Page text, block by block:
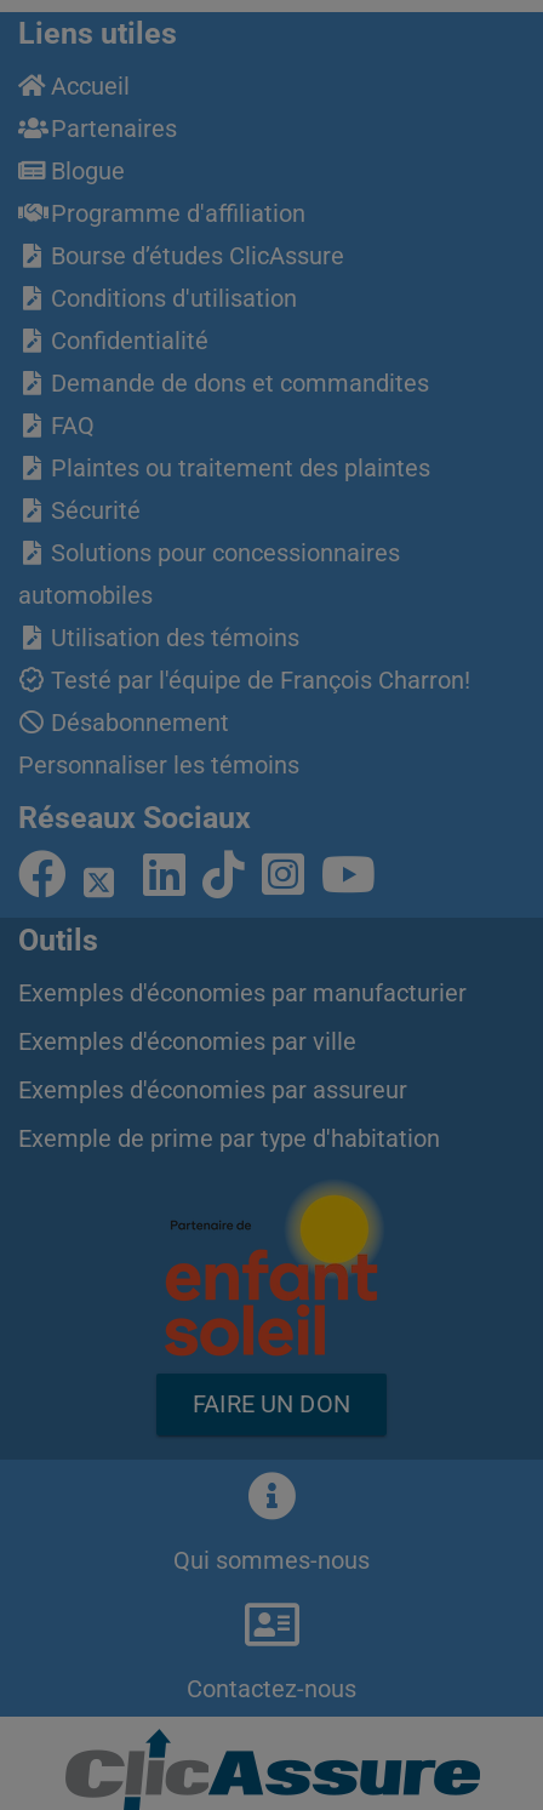
Liens utiles
Accueil
Partenaires
Blogue
Programme d'affiliation
Bourse d’études ClicAssure
Conditions d'utilisation
Confidentialité
Demande de dons et commandites
FAQ
Plaintes ou traitement des plaintes
Sécurité
Solutions pour concessionnaires
automobiles
Utilisation des témoins
Testé par l'équipe de François Charron!
Désabonnement
Personnaliser les témoins
Réseaux Sociaux
Outils
Exemples d'économies par manufacturier
Exemples d'économies par ville
Exemples d'économies par assureur
Exemple de prime par type d'habitation
FAIRE UN DON
Qui sommes-nous
Contactez-nous